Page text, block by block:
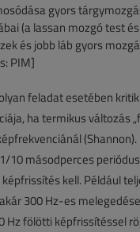
gyors
(a lassan mozgó test
és jobb láb gyors
PIM]
feladat esetében
ha termikus változás
(Shannon).
10 másodperces
képfrissítés kell. Például
300 Hz-es
Hz fölötti képfrissítéssel